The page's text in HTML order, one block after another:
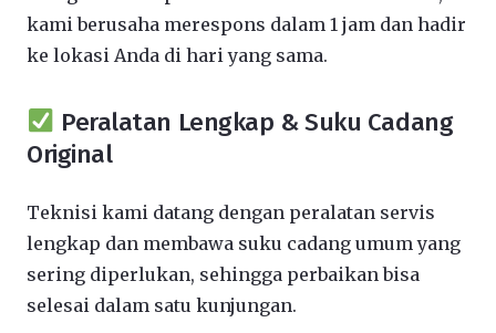
kami berusaha merespons dalam 1 jam dan hadir
ke lokasi Anda di hari yang sama.
Peralatan Lengkap & Suku Cadang
Original
Teknisi kami datang dengan peralatan servis
lengkap dan membawa suku cadang umum yang
sering diperlukan, sehingga perbaikan bisa
selesai dalam satu kunjungan.